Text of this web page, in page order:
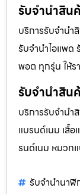
รับจำนำสิน
บริการรับจำนำ
รับจำนำไอแพด
พอต ทุกรุ่น ให้ร
รับจำนำสิน
บริการรับจำนำ
แบรนด์เนม เสื้อ
รนด์เนม หมวก
รับจำนำนาฬิ